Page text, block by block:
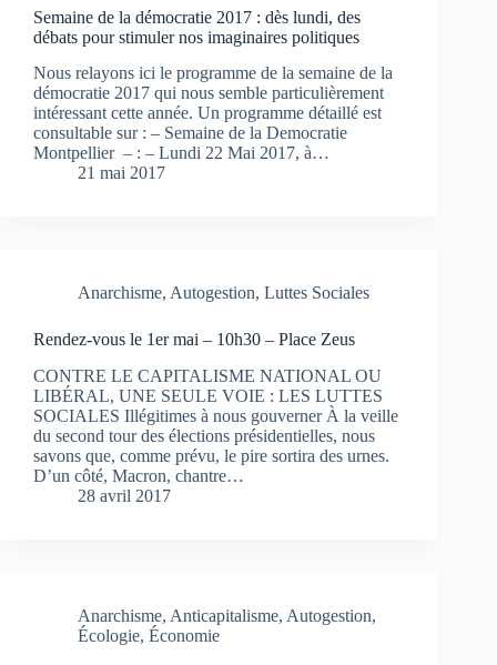
Semaine de la démocratie 2017 : dès lundi, des
débats pour stimuler nos imaginaires politiques
Nous relayons ici le programme de la semaine de la
démocratie 2017 qui nous semble particulièrement
intéressant cette année. Un programme détaillé est
consultable sur : – Semaine de la Democratie
Montpellier – : – Lundi 22 Mai 2017, à…
21 mai 2017
Anarchisme, Autogestion, Luttes Sociales
Rendez-vous le 1er mai – 10h30 – Place Zeus
CONTRE LE CAPITALISME NATIONAL OU
LIBÉRAL, UNE SEULE VOIE : LES LUTTES
SOCIALES Illégitimes à nous gouverner À la veille
du second tour des élections présidentielles, nous
savons que, comme prévu, le pire sortira des urnes.
D’un côté, Macron, chantre…
28 avril 2017
Anarchisme, Anticapitalisme, Autogestion,
Écologie, Économie